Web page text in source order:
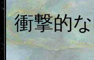
衝撃的